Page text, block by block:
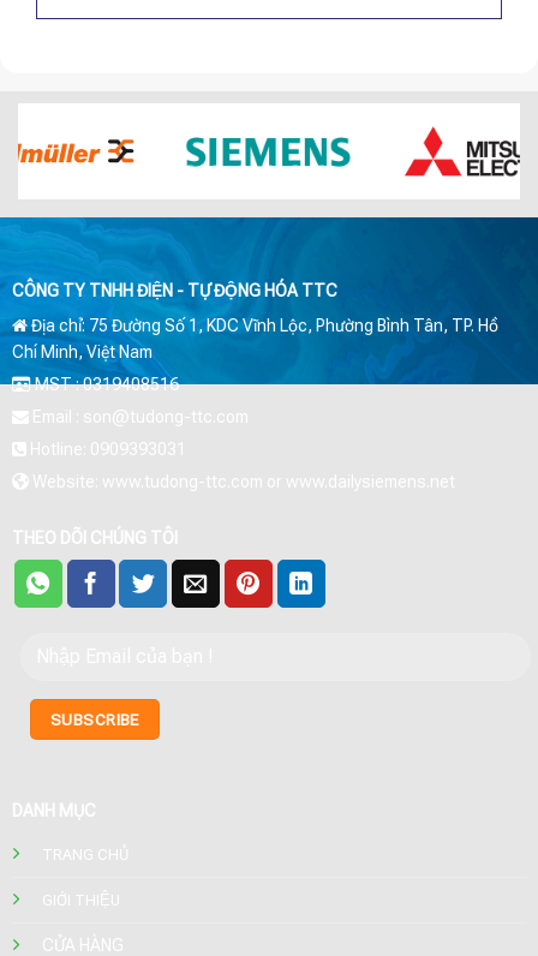
CÔNG TY TNHH ĐIỆN - TỰ ĐỘNG HÓA TTC
Địa chỉ: 75 Đường Số 1, KDC Vĩnh Lộc, Phường Bình Tân, TP. Hồ
Chí Minh, Việt Nam
MST : 0319408516
Email : son@tudong-ttc.com
Hotline: 0909393031
Website: www.tudong-ttc.com or www.dailysiemens.net
THEO DÕI CHÚNG TÔI
DANH MỤC
TRANG CHỦ
GIỚI THIỆU
CỬA HÀNG